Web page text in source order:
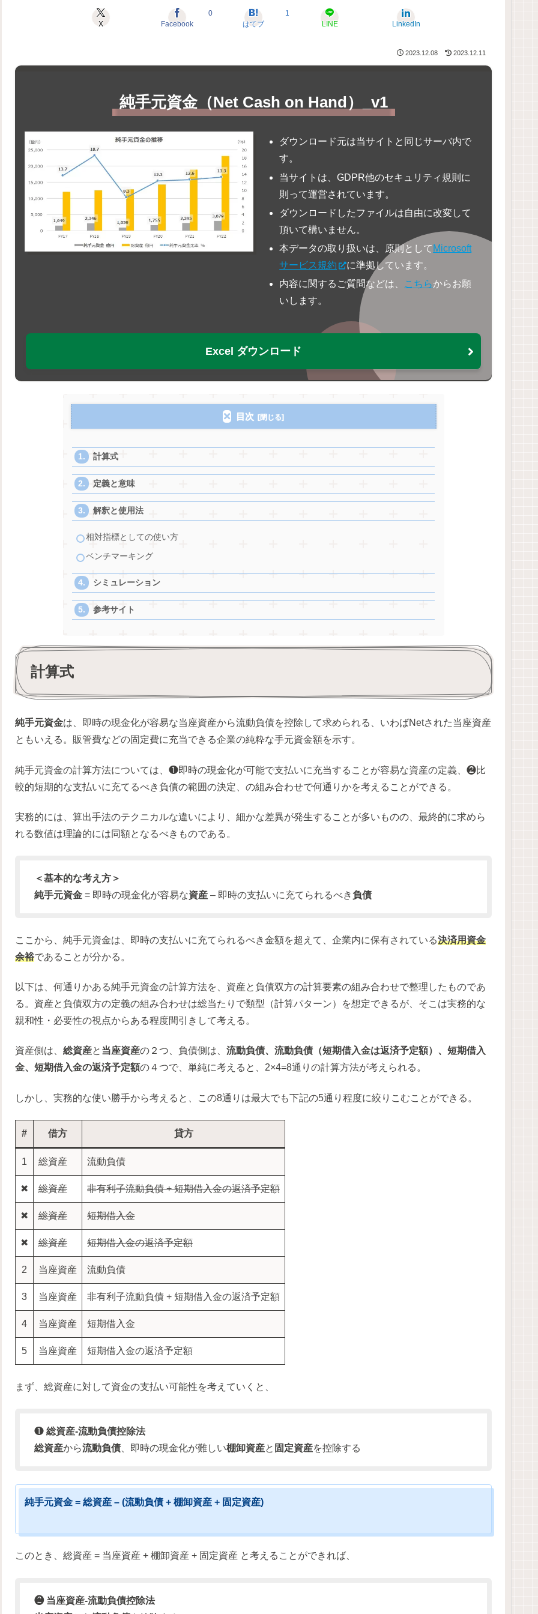
X Facebook
0
はてブ
1
LINE
LinkedIn
2023.12.08 2023.12.11
純手元資金（Net Cash on Hand）_v1
ダウンロード元は当サイトと同じサーバ内で
す。
当サイトは、GDPR他のセキュリティ規則に
則って運営されています。
ダウンロードしたファイルは自由に改変して
頂いて構いません。
本データの取り扱いは、原則として Microsoft
サービス規約
に準拠しています。
内容に関するご質問などは、
こちらからお願
いします。
Excel ダウンロード
目次
計算式
定義と意味
解釈と使用法
相対指標としての使い方
ベンチマーキング
シミュレーション
参考サイト
計算式
純手元資金は、即時の現金化が容易な当座資産から流動負債を控除して求められる、いわばNetされた当座資産
ともいえる。販管費などの固定費に充当できる企業の純粋な手元資金額を示す。
純手元資金の計算方法については、❶即時の現金化が可能で支払いに充当することが容易な資産の定義、❷比
較的短期的な支払いに充てるべき負債の範囲の決定、の組み合わせで何通りかを考えることができる。
実務的には、算出手法のテクニカルな違いにより、細かな差異が発生することが多いものの、最終的に求めら
れる数値は理論的には同額となるべきものである。
＜基本的な考え方＞
純手元資金 = 即時の現金化が容易な資産 – 即時の支払いに充てられるべき負債
ここから、純手元資金は、即時の支払いに充てられるべき金額を超えて、企業内に保有されている決済用資金
余裕であることが分かる。
以下は、何通りかある純手元資金の計算方法を、資産と負債双方の計算要素の組み合わせで整理したものであ
る。資産と負債双方の定義の組み合わせは総当たりで類型（計算パターン）を想定できるが、そこは実務的な
親和性・必要性の視点からある程度間引きして考える。
資産側は、 総資産と 当座資産の２つ、負債側は、 流動負債、流動負債（短期借入金は返済予定額）、短期借入
金、短期借入金の返済予定額の４つで、単純に考えると、2×4=8通りの計算方法が考えられる。
しかし、実務的な使い勝手から考えると、この8通りは最大でも下記の5通り程度に絞りこむことができる。
# 借方 貸方
1 総資産 流動負債
✖ 総資産 非有利子流動負債 + 短期借入金の返済予定額
✖ 総資産 短期借入金
✖ 総資産 短期借入金の返済予定額
2 当座資産 流動負債
3 当座資産 非有利子流動負債 + 短期借入金の返済予定額
4 当座資産 短期借入金
5 当座資産 短期借入金の返済予定額
まず、総資産に対して資金の支払い可能性を考えていくと、
❶ 総資産-流動負債控除法
総資産から流動負債 、即時の現金化が難しい棚卸資産と 固定資産を控除する
純手元資金 = 総資産 – (流動負債 + 棚卸資産 + 固定資産)
このとき、総資産 = 当座資産 + 棚卸資産 + 固定資産 と考えることができれば、
❷ 当座資産-流動負債控除法